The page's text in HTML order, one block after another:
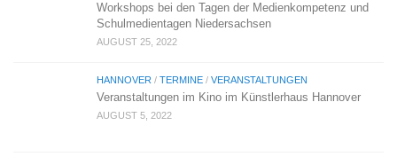
Workshops bei den Tagen der Medienkompetenz und
Schulmedientagen Niedersachsen
AUGUST 25, 2022
HANNOVER / TERMINE / VERANSTALTUNGEN
Veranstaltungen im Kino im Künstlerhaus Hannover
AUGUST 5, 2022